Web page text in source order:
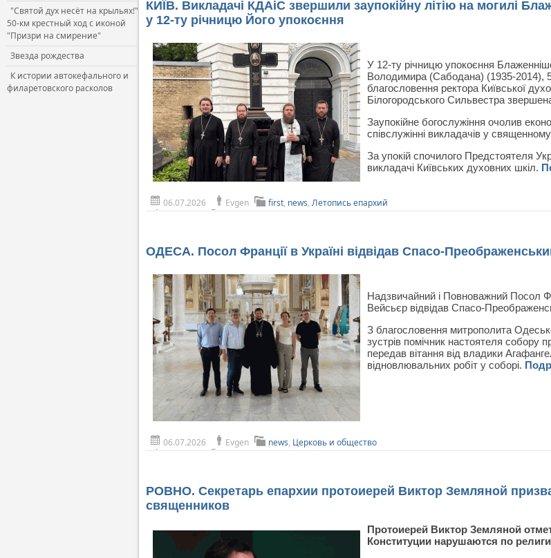
"Святой дух несёт на крыльях!"
50-км крестный ход с иконой
"Призри на смирение"
Звезда рождества
К истории автокефального и
филаретовского расколов
КИЇВ. Викладачі КДАіС звершили заупокійну літію на могилі
у 12-ту річницю Його упокоєння
У 12-ту річницю упокоєння
Володимира (Сабодана) (1935-2014), 5
благословення ректора Київської
Білогородського Сильвестра звершена
Заупокійне богослужіння очолив
співслужінні викладачів у священному
За упокій спочилого Предстоятеля
викладачі Київських духовних шкіл.
06.07.2026 Evgen first, news, Летопись епархий
ОДЕСА. Посол Франції в Україні відвідав Спасо-
Надзвичайний і Повноважний Посол
Вейсьєр відвідав Спасо-
З благословення митрополита
зустрів помічник настоятеля
передав вітання від владики
відновлювальних робіт у соборі.
06.07.2026 Evgen news, Церковь и общество
РОВНО. Секретарь епархии протоиерей Виктор Земляной
священников
Протоиерей Виктор Земляной
Конституции нарушаются по